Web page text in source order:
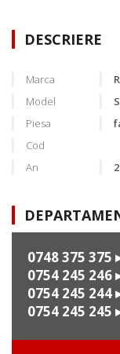
DESCRIERE
Marca
Model
Piesa
Cod
An
0748 375 375
0754 245 246
0754 245 244
0754 245 245